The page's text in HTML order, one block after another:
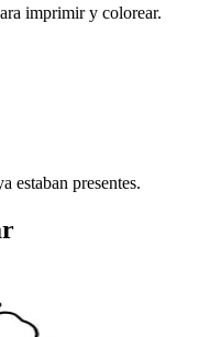
imprimir y colorear.
estaban presentes.